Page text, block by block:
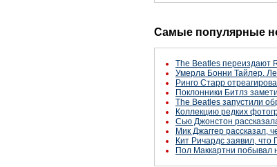
Самые популярные
The Beatles переиздают
Умерла Бонни Тайлер.
Ринго Старр
Поклонники Битлз
The Beatles запустили
Коллекцию редких
Сью Джонстон
Мик Джаггер рассказал,
Кит Ричардс заявил, что
Пол Маккартни побывал